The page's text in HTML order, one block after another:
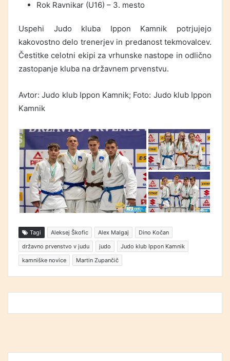
Rok Ravnikar (U16) – 3. mesto
Uspehi Judo kluba Ippon Kamnik potrjujejo
kakovostno delo trenerjev in predanost tekmovalcev.
Čestitke celotni ekipi za vrhunske nastope in odlično
zastopanje kluba na državnem prvenstvu.
Avtor: Judo klub Ippon Kamnik; Foto: Judo klub Ippon
Kamnik
Tagi Aleksej Škofic Alex Malgaj
Dino Kočan
državno prvenstvo v judu
judo
Judo klub Ippon Kamnik
kamniške novice
Martin Zupančič